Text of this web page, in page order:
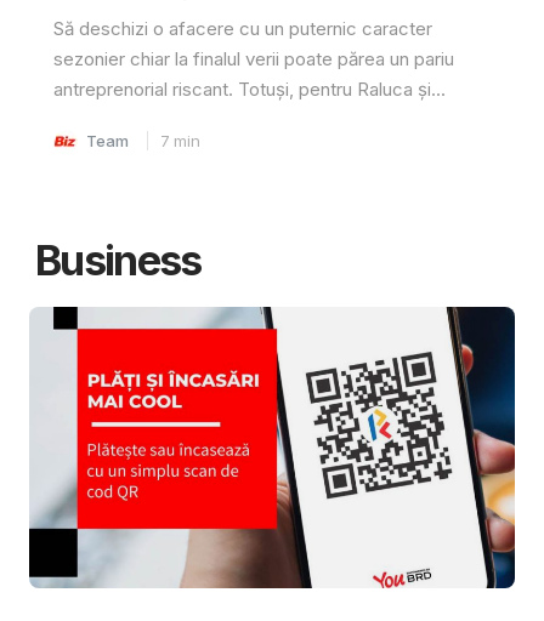
Să deschizi o afacere cu un puternic caracter
sezonier chiar la finalul verii poate părea un pariu
antreprenorial riscant. Totuși, pentru Raluca și...
Team 7 min
Business